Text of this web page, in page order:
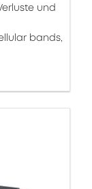
und
bands,